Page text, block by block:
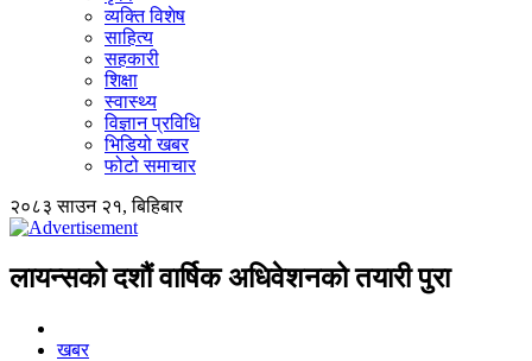
व्यक्ति विशेष
साहित्य
सहकारी
शिक्षा
स्वास्थ्य
विज्ञान प्रविधि
भिडियो खबर
फोटो समाचार
२०८३ साउन २१, बिहिबार
लायन्सको दशौं वार्षिक अधिवेशनको तयारी पुरा
खबर